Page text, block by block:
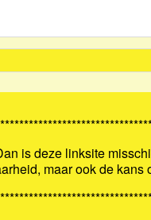
is deze linksite
maar ook de kans